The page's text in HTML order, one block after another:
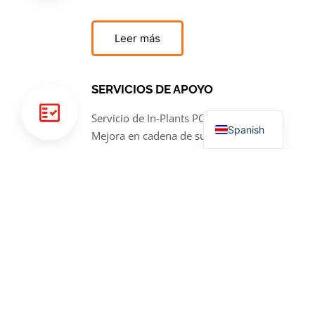
Leer más
SERVICIOS DE APOYO
Servicio de In-Plants PO Management
Mejora en cadena de suministroSpanish